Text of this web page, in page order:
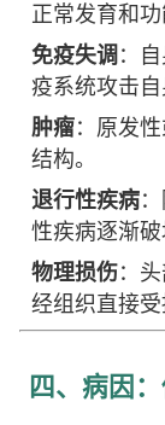
正常发育和功
免疫失调 ：
疫系统攻击自
肿瘤：原发
结构。
退行性疾病
性疾病逐渐破
物理损伤：
经组织直接受
四、病因